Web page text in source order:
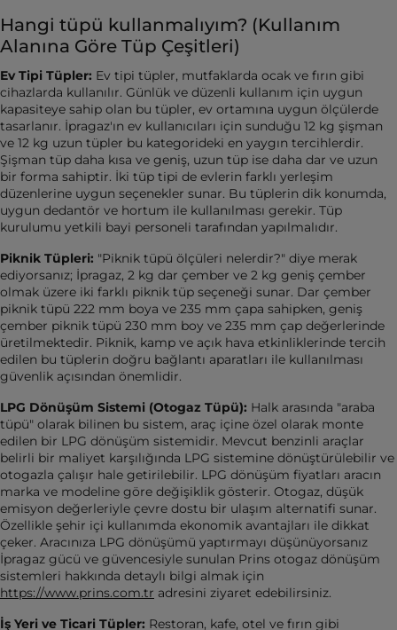
Hangi tüpü kullanmalıyım? (Kullanım
Alanına Göre Tüp Çeşitleri)
Ev Tipi Tüpler: Ev tipi tüpler, mutfaklarda ocak ve fırın gibi
cihazlarda kullanılır. Günlük ve düzenli kullanım için uygun
kapasiteye sahip olan bu tüpler, ev ortamına uygun ölçülerde
tasarlanır. İpragaz'ın ev kullanıcıları için sunduğu 12 kg şişman
ve 12 kg uzun tüpler bu kategorideki en yaygın tercihlerdir.
Şişman tüp daha kısa ve geniş, uzun tüp ise daha dar ve uzun
bir forma sahiptir. İki tüp tipi de evlerin farklı yerleşim
düzenlerine uygun seçenekler sunar. Bu tüplerin dik konumda,
uygun dedantör ve hortum ile kullanılması gerekir. Tüp
kurulumu yetkili bayi personeli tarafından yapılmalıdır.
Piknik Tüpleri: "Piknik tüpü ölçüleri nelerdir?" diye merak
ediyorsanız; İpragaz, 2 kg dar çember ve 2 kg geniş çember
olmak üzere iki farklı piknik tüp seçeneği sunar. Dar çember
piknik tüpü 222 mm boya ve 235 mm çapa sahipken, geniş
çember piknik tüpü 230 mm boy ve 235 mm çap değerlerinde
üretilmektedir. Piknik, kamp ve açık hava etkinliklerinde tercih
edilen bu tüplerin doğru bağlantı aparatları ile kullanılması
güvenlik açısından önemlidir.
LPG Dönüşüm Sistemi (Otogaz Tüpü): Halk arasında "araba
tüpü" olarak bilinen bu sistem, araç içine özel olarak monte
edilen bir LPG dönüşüm sistemidir. Mevcut benzinli araçlar
belirli bir maliyet karşılığında LPG sistemine dönüştürülebilir ve
otogazla çalışır hale getirilebilir. LPG dönüşüm fiyatları aracın
marka ve modeline göre değişiklik gösterir. Otogaz, düşük
emisyon değerleriyle çevre dostu bir ulaşım alternatifi sunar.
Özellikle şehir içi kullanımda ekonomik avantajları ile dikkat
çeker. Aracınıza LPG dönüşümü yaptırmayı düşünüyorsanız
İpragaz gücü ve güvencesiyle sunulan Prins otogaz dönüşüm
sistemleri hakkında detaylı bilgi almak için
https://www.prins.com.tr adresini ziyaret edebilirsiniz.
İş Yeri ve Ticari Tüpler: Restoran, kafe, otel ve fırın gibi